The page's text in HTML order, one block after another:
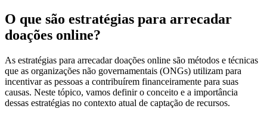
O que são estratégias para arrecadar
doações online?
As estratégias para arrecadar doações online são métodos e técnicas
que as organizações não governamentais (ONGs) utilizam para
incentivar as pessoas a contribuírem financeiramente para suas
causas. Neste tópico, vamos definir o conceito e a importância
dessas estratégias no contexto atual de captação de recursos.